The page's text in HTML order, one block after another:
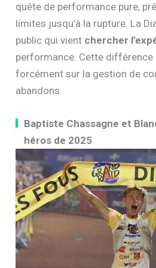
quête de performance pure,
limites jusqu’à la rupture. La
public qui vient chercher
performance. Cette
forcément sur la gestion de
abandons.
Baptiste Chassagne et
héros de 2025